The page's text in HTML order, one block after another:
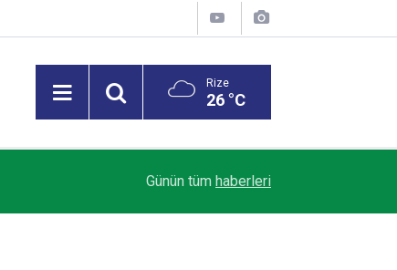
Rize
26 °C
Samsunspor'da teknik direktör Thorsten Fink,
Günün tüm haberleri